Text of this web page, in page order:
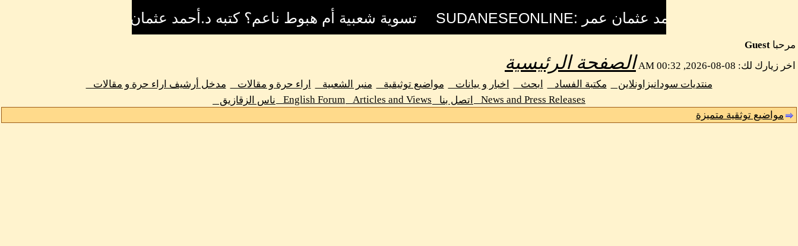
مرحبا Guest
اخر زيارك لك: 08-08-2026, 00:32 AM
الصفحة الرئيسية
منتديات سودانيزاونلاين مكتبة الفساد ابحث اخبار و بيانات مواضيع توثيقية منبر الشعبية اراء حرة و مقالات
مدخل أرشيف اراء حرة و مقالات
News and Press Releases
اتصل بنا Articles and Views
English Forum
ناس الزقازيق
مواضيع توثقية متميزة